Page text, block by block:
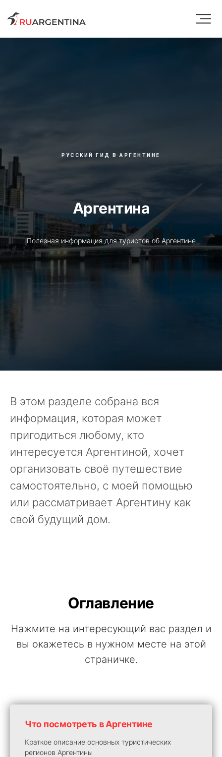
РУССКИЙ ГИД В АРГЕНТИНЕ
Аргентина
Полезная информация для туристов об Аргентине
В этом разделе собрана вся
информация, которая может
пригодиться любому, кто
интересуется Аргентиной, хочет
организовать своё путешествие
самостоятельно, с моей помощью
или рассматривает Аргентину как
свой будущий дом.
Оглавление
Нажмите на интересующий вас раздел и
вы окажетесь в нужном месте на этой
страничке.
Что посмотреть в Аргентине
Краткое описание основных туристических
регионов Аргентины